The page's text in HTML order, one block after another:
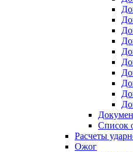
Список
Расчеты
Ожог